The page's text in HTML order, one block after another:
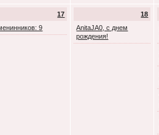
17
9
18
AnitaJA0, с днем
рождения!